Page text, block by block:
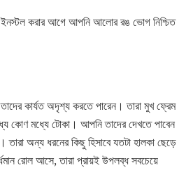
ইনস্টল করার আগে আপনি আলোর রঙ ভোগ নিশ্চিত
কার্যত অদৃশ্য করতে পারেন। তারা মুখ ফ্রেম
কোণ মধ্যে টোকা। আপনি তাদের দেখতে পাবেন
তারা অন্য ধরনের কিছু হিসাবে যতটা হালকা ছেড়ে
রোল আসে, তারা প্রায়ই উপলব্ধ সবচেয়ে